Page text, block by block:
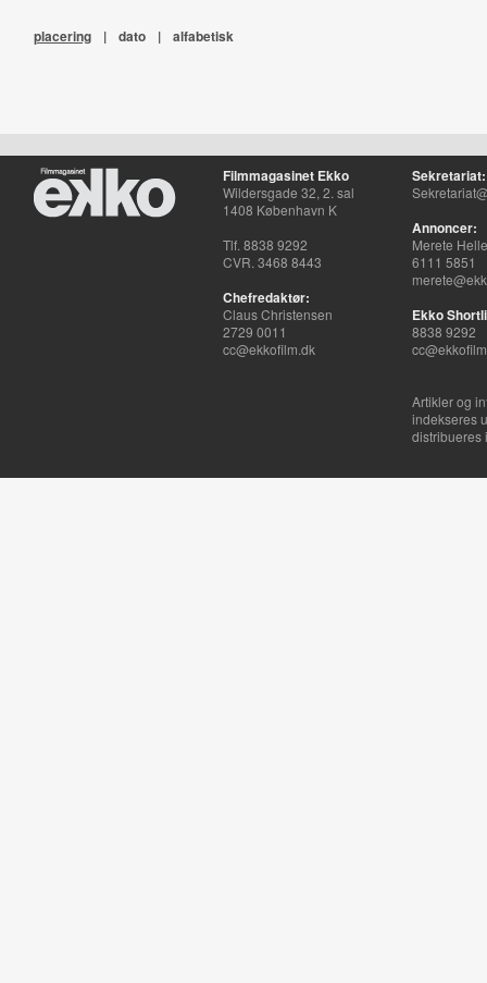
placering | dato | alfabetisk
Filmmagasinet Ekko
Wildersgade 32, 2. sal
1408 København K
Tlf. 8838 9292
CVR. 3468 8443
Chefredaktør:
Claus Christensen
2729 0011
cc@ekkofilm.dk
Sekretariat:
Annoncer:
Merete
6111 5851
Ekko
8838 9292
Artikler og
indekseres
distribueres